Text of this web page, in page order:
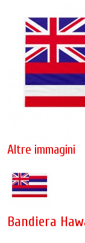
Altre immagini
Bandiera